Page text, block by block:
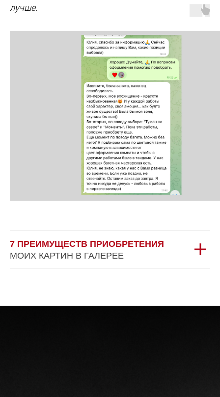
лучше.
7 ПРЕИМУЩЕСТВ ПРИОБРЕТЕНИЯ
МОИХ КАРТИН В ГАЛЕРЕЕ